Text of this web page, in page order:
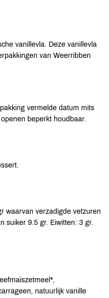
vanillevla. Deze vanillevla
van Weerribben
vermelde datum mits
beperkt houdbaar.
waarvan verzadigde vetzuren
suiker 9.5 gr. Eiwitten: 3 gr.
natuurlijk vanille